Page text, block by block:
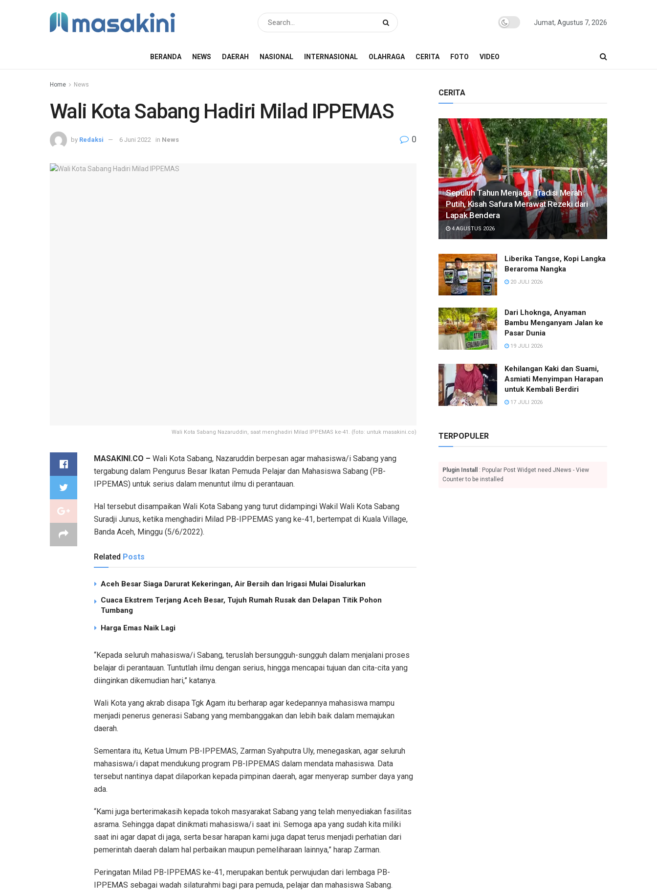
Jumat, Agustus 7, 2026
BERANDA NEWS DAERAH NASIONAL INTERNASIONAL OLAHRAGA CERITA FOTO VIDEO
Home News
Wali Kota Sabang Hadiri Milad IPPEMAS
by Redaksi 6 Juni 2022 in News 0
Wali Kota Sabang Nazaruddin, saat menghadiri Milad IPPEMAS ke-41. (foto: untuk masakini.co)
MASAKINI.CO – Wali Kota Sabang, Nazaruddin berpesan agar mahasiswa/i Sabang yang
tergabung dalam Pengurus Besar Ikatan Pemuda Pelajar dan Mahasiswa Sabang (PB-
IPPEMAS) untuk serius dalam menuntut ilmu di perantauan.
Hal tersebut disampaikan Wali Kota Sabang yang turut didampingi Wakil Wali Kota Sabang
Suradji Junus, ketika menghadiri Milad PB-IPPEMAS yang ke-41, bertempat di Kuala Village,
Banda Aceh, Minggu (5/6/2022).
Related Posts
Aceh Besar Siaga Darurat Kekeringan, Air Bersih dan Irigasi Mulai Disalurkan
Cuaca Ekstrem Terjang Aceh Besar, Tujuh Rumah Rusak dan Delapan Titik Pohon
Tumbang
Harga Emas Naik Lagi
“Kepada seluruh mahasiswa/i Sabang, teruslah bersungguh-sungguh dalam menjalani proses
belajar di perantauan. Tuntutlah ilmu dengan serius, hingga mencapai tujuan dan cita-cita yang
diinginkan dikemudian hari,” katanya.
Wali Kota yang akrab disapa Tgk Agam itu berharap agar kedepannya mahasiswa mampu
menjadi penerus generasi Sabang yang membanggakan dan lebih baik dalam memajukan
daerah.
Sementara itu, Ketua Umum PB-IPPEMAS, Zarman Syahputra Uly, menegaskan, agar seluruh
mahasiswa/i dapat mendukung program PB-IPPEMAS dalam mendata mahasiswa. Data
tersebut nantinya dapat dilaporkan kepada pimpinan daerah, agar menyerap sumber daya yang
ada.
“Kami juga berterimakasih kepada tokoh masyarakat Sabang yang telah menyediakan fasilitas
asrama. Sehingga dapat dinikmati mahasiswa/i saat ini. Semoga apa yang sudah kita miliki
saat ini agar dapat di jaga, serta besar harapan kami juga dapat terus menjadi perhatian dari
pemerintah daerah dalam hal perbaikan maupun pemeliharaan lainnya,” harap Zarman.
Peringatan Milad PB-IPPEMAS ke-41, merupakan bentuk perwujudan dari lembaga PB-
IPPEMAS sebagai wadah silaturahmi bagi para pemuda, pelajar dan mahasiswa Sabang.
CERITA
Sepuluh Tahun Menjaga Tradisi Merah
Putih, Kisah Safura Merawat Rezeki dari
Lapak Bendera
4 AGUSTUS 2026
Liberika Tangse, Kopi Langka
Beraroma Nangka
20 JULI 2026
Dari Lhoknga, Anyaman
Bambu Menganyam Jalan ke
Pasar Dunia
19 JULI 2026
Kehilangan Kaki dan Suami,
Asmiati Menyimpan Harapan
untuk Kembali Berdiri
17 JULI 2026
TERPOPULER
Plugin Install
: Popular Post Widget need JNews - View
Counter to be installed